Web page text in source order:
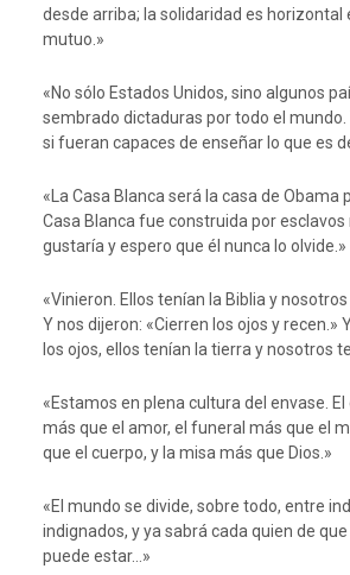
desde arriba; la solidaridad es horizontal
mutuo.»
«No sólo Estados Unidos, sino algunos
sembrado dictaduras por todo el mundo.
si fueran capaces de enseñar lo que es
«La Casa Blanca será la casa de Obama
Casa Blanca fue construida por esclavos
gustaría y espero que él nunca lo olvide.»
«Vinieron. Ellos tenían la Biblia y
Y nos dijeron: «Cierren los ojos y recen.»
los ojos, ellos tenían la tierra y nosotros
«Estamos en plena cultura del envase.
más que el amor, el funeral más que el
que el cuerpo, y la misa más que Dios.»
«El mundo se divide, sobre todo, entre
indignados, y ya sabrá cada quien de
puede estar…»